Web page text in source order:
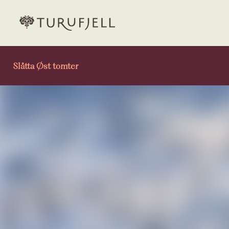
Slåtta Øst tomter